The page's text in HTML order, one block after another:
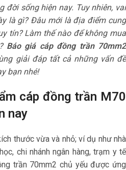
đời sống hiện nay. Tuy nhiên, vai
là gì? Đâu mới là địa điểm cung
tín? Làm thế nào để không mua
Báo giá cáp đồng trần 70mm2
giải đáp tất cả những vấn đề
bạn nhé!
cáp đồng trần M70
nay
thước vừa và nhỏ; ví dụ như nhà
chi nhánh ngân hàng, trạm y tế
trần 70mm2chủ yếu được ứng